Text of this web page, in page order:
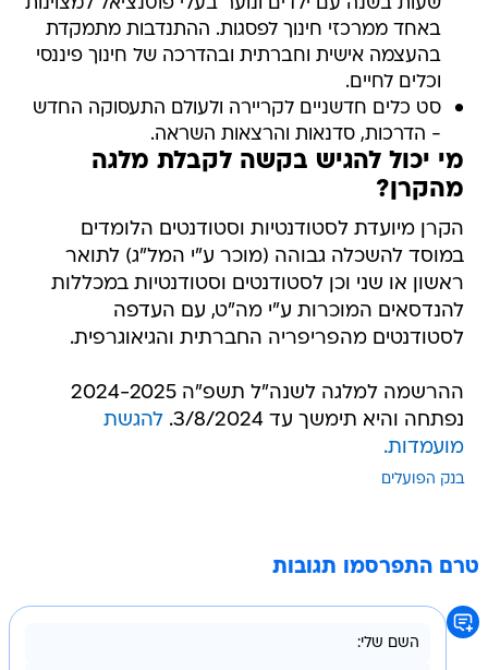
שעות בשנה עם ילדים ונוער בעלי פוטנציאל למצוינות
באחד ממרכזי חינוך לפסגות. ההתנדבות מתמקדת
בהעצמה אישית וחברתית ובהדרכה של חינוך פיננסי
וכלים לחיים.
סט כלים חדשניים לקריירה ולעולם התעסוקה החדש
- הדרכות, סדנאות והרצאות השראה.
מי יכול להגיש בקשה לקבלת מלגה
מהקרן?
הקרן מיועדת לסטודנטיות וסטודנטים הלומדים
במוסד להשכלה גבוהה (מוכר ע"י המל"ג) לתואר
ראשון או שני וכן לסטודנטים וסטודנטיות במכללות
להנדסאים המוכרות ע"י מה"ט, עם העדפה
לסטודנטים מהפריפריה החברתית והגיאוגרפית.
ההרשמה למלגה לשנה"ל תשפ"ה 2024-2025
נפתחה והיא תימשך עד 3/8/2024.
להגשת
מועמדות.
בנק הפועלים
טרם התפרסמו תגובות